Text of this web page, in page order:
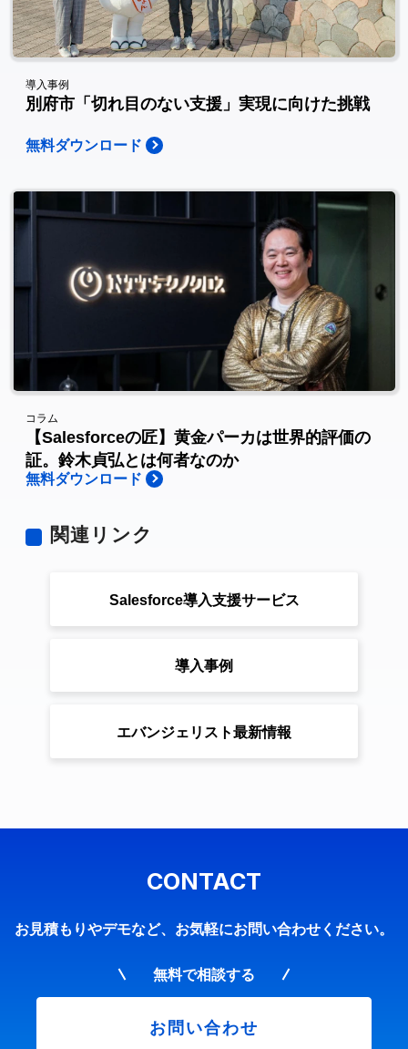
導入事例
別府市「切れ目のない支援」実現に向けた挑戦
無料ダウンロード
コラム
【Salesforceの匠】黄金パーカは世界的評価の
証。鈴木貞弘とは何者なのか
無料ダウンロード
関連リンク
Salesforce導入支援サービス
導入事例
エバンジェリスト最新情報
CONTACT
お見積もりやデモなど、お気軽にお問い合わせください。
無料で相談する
お問い合わせ